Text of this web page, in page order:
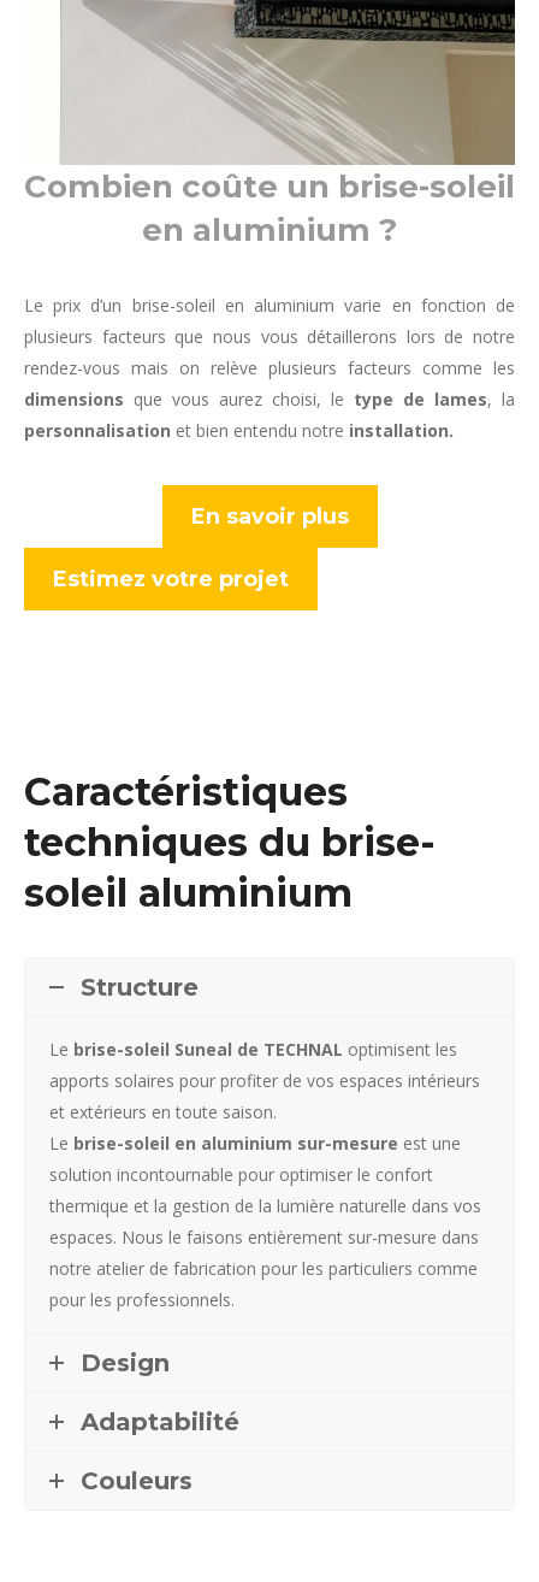
Combien coûte un brise-soleil
en aluminium ?
Le prix d’un brise-soleil en aluminium varie en fonction de
plusieurs facteurs que nous vous détaillerons lors de notre
rendez-vous mais on relève plusieurs facteurs comme les
dimensions que vous aurez choisi, le type de lames, la
personnalisation et bien entendu notre installation.
En savoir plus
Estimez votre projet
Caractéristiques
techniques du brise-
soleil aluminium
Structure
Le brise-soleil Suneal de TECHNAL optimisent les
apports solaires pour profiter de vos espaces intérieurs
et extérieurs en toute saison.
Le brise-soleil en aluminium sur-mesure est une
solution incontournable pour optimiser le confort
thermique et la gestion de la lumière naturelle dans vos
espaces. Nous le faisons entièrement sur-mesure dans
notre atelier de fabrication pour les particuliers comme
pour les professionnels.
Design
Adaptabilité
Couleurs